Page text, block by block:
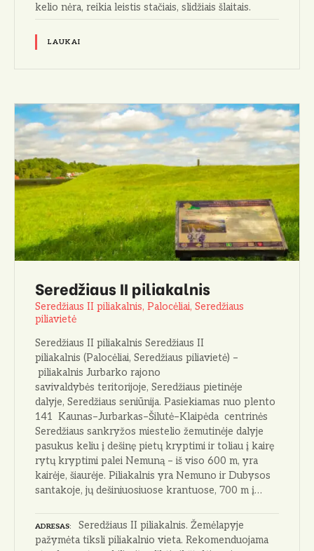
kelio nėra, reikia leistis stačiais, slidžiais šlaitais.
LAUKAI
Seredžiaus II piliakalnis
Seredžiaus II piliakalnis, Palocėliai, Seredžiaus
piliavietė
Seredžiaus II piliakalnis Seredžiaus II
piliakalnis (Palocėliai, Seredžiaus piliavietė) –
piliakalnis Jurbarko rajono
savivaldybės teritorijoje, Seredžiaus pietinėje
dalyje, Seredžiaus seniūnija. Pasiekiamas nuo plento
141 Kaunas–Jurbarkas–Šilutė–Klaipėda centrinės
Seredžiaus sankryžos miestelio žemutinėje dalyje
pasukus keliu į dešinę pietų kryptimi ir toliau į kairę
rytų kryptimi palei Nemuną – iš viso 600 m, yra
kairėje, šiaurėje. Piliakalnis yra Nemuno ir Dubysos
santakoje, jų dešiniuosiuose krantuose, 700 m į…
ADRESAS
Seredžiaus II piliakalnis. Žemėlapyje
pažymėta tiksli piliakalnio vieta. Rekomenduojama